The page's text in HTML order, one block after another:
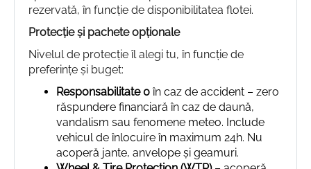
rezervată, în funcție de disponibilitatea flotei.
Protecție și pachete opționale
Nivelul de protecție îl alegi tu, în funcție de
preferințe și buget:
Responsabilitate 0 în caz de accident – zero
răspundere financiară în caz de daună,
vandalism sau fenomene meteo. Include
vehicul de înlocuire în maximum 24h. Nu
acoperă jante, anvelope și geamuri.